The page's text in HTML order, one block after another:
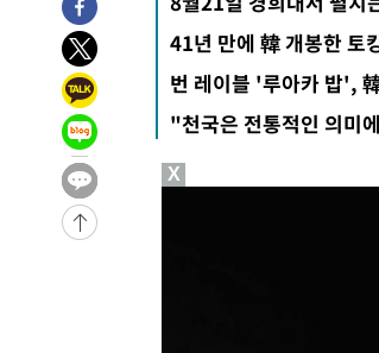
41년 만에 韓 개봉한 토
번 레이블 '루아카 밥',
"천국은 전통적인 의미
X